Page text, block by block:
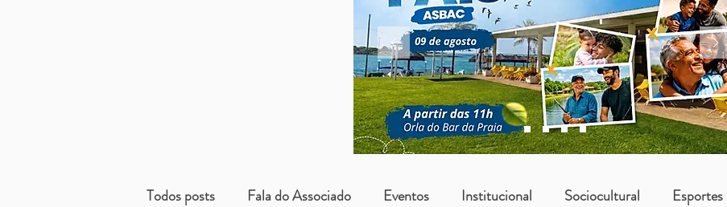
Todos posts Fala do Associado Eventos Institucional Sociocultural Esportes